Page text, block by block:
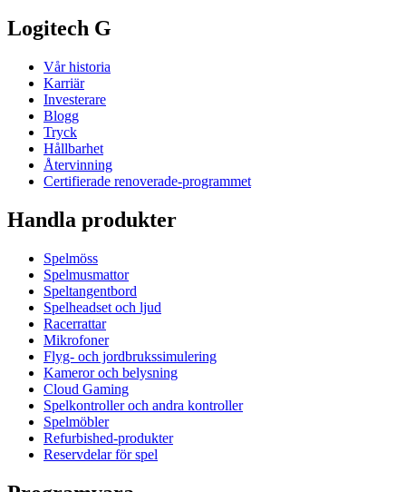
Logitech G
Vår historia
Karriär
Investerare
Blogg
Tryck
Hållbarhet
Återvinning
Certifierade renoverade-programmet
Handla produkter
Spelmöss
Spelmusmattor
Speltangentbord
Spelheadset och ljud
Racerrattar
Mikrofoner
Flyg- och jordbrukssimulering
Kameror och belysning
Cloud Gaming
Spelkontroller och andra kontroller
Spelmöbler
Refurbished-produkter
Reservdelar för spel